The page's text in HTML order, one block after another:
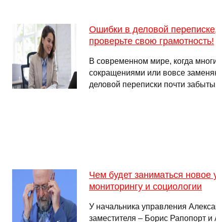
Ошибки в деловой
проверьте свою грамотность!
В современном мире, когда
сокращениями или вовсе
деловой переписки почти
Чем будет заниматься новое
мониторингу и социологии
У начальника управления
заместителя – Борис Рапопорт